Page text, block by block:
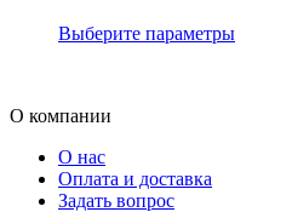
Выберите параметры
О компании
О нас
Оплата и доставка
Задать вопрос